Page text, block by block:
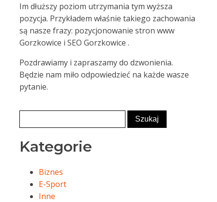
Im dłuższy poziom utrzymania tym wyższa
pozycja. Przykładem właśnie takiego zachowania
są nasze frazy: pozycjonowanie stron www
Gorzkowice i SEO Gorzkowice .
Pozdrawiamy i zapraszamy do dzwonienia.
Będzie nam miło odpowiedzieć na każde wasze
pytanie.
Kategorie
Biznes
E-Sport
Inne